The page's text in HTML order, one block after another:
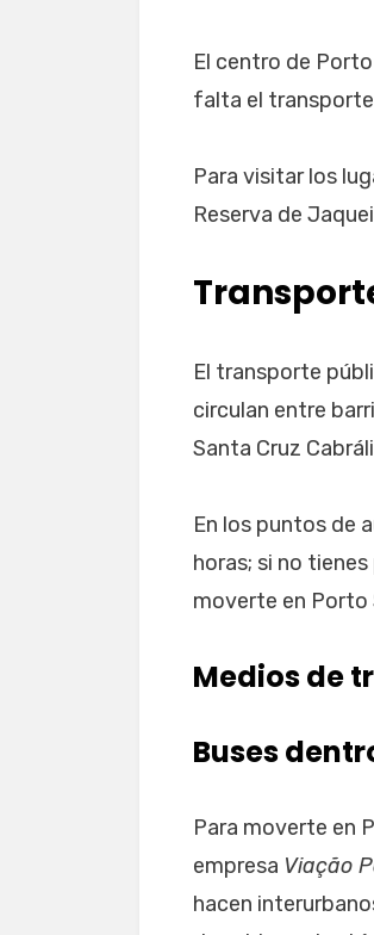
El centro de
falta el
Para visitar los
Reserva de
El transporte
circulan entre
Santa Cruz
En los puntos de
horas; si no
moverte en Porto
Medios de
Buses
Para moverte en
empresa Viação
hacen